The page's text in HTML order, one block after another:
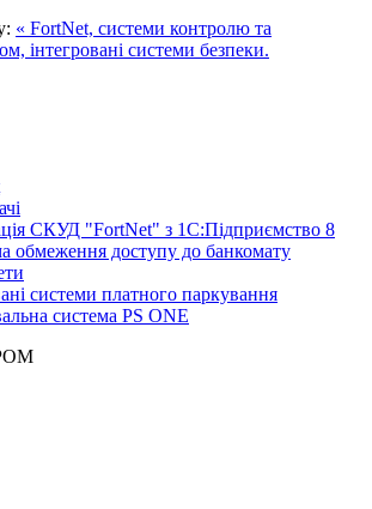
« FortNet, системи контролю та
інтегровані системи безпеки.
СКУД "FortNet" з 1С:Підприємство 8
обмеження доступу до банкомату
системи платного паркування
система PS ONE